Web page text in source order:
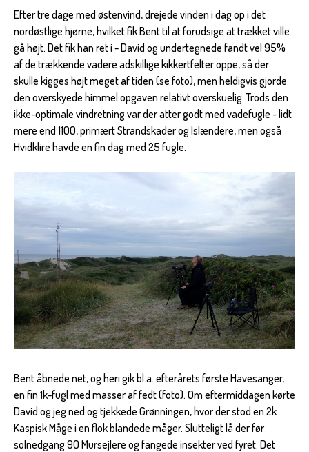
Efter tre dage med østenvind, drejede vinden i dag op i det
nordøstlige hjørne, hvilket fik Bent til at forudsige at trækket ville
gå højt. Det fik han ret i - David og undertegnede fandt vel 95%
af de trækkende vadere adskillige kikkertfelter oppe, så der
skulle kigges højt meget af tiden (se foto), men heldigvis gjorde
den overskyede himmel opgaven relativt overskuelig. Trods den
ikke-optimale vindretning var der atter godt med vadefugle - lidt
mere end 1100, primært Strandskader og Islændere, men også
Hvidklire havde en fin dag med 25 fugle.
Bent åbnede net, og heri gik bl.a. efterårets første Havesanger,
en fin 1k-fugl med masser af fedt (foto). Om eftermiddagen kørte
David og jeg ned og tjekkede Grønningen, hvor der stod en 2k
Kaspisk Måge i en flok blandede måger. Slutteligt lå der før
solnedgang 90 Mursejlere og fangede insekter ved fyret. Det